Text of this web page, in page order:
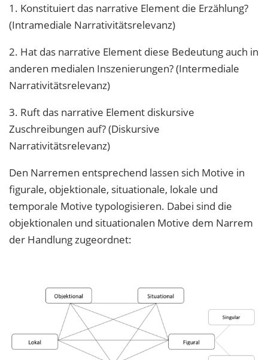
1. Konstituiert das narrative Element die Erzählung?
(Intramediale Narrativitätsrelevanz)
2. Hat das narrative Element diese Bedeutung auch in
anderen medialen Inszenierungen? (Intermediale
Narrativitätsrelevanz)
3. Ruft das narrative Element diskursive
Zuschreibungen auf? (Diskursive
Narrativitätsrelevanz)
Den Narremen entsprechend lassen sich Motive in
figurale, objektionale, situationale, lokale und
temporale Motive typologisieren. Dabei sind die
objektionalen und situationalen Motive dem Narrem
der Handlung zugeordnet: